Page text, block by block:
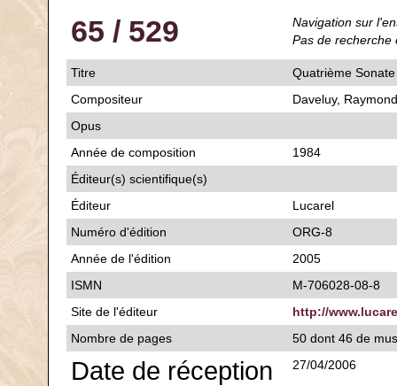
65 / 529
Navigation sur
Pas de recherche
Titre
Quatrième Sonate
Compositeur
Daveluy, Raymond
Opus
Année de composition
1984
Éditeur(s) scientifique(s)
Éditeur
Lucarel
Numéro d'édition
ORG-8
Année de l'édition
2005
ISMN
M-706028-08-8
Site de l'éditeur
http://
Nombre de pages
50 dont 46 de
Date de réception
27/04/2006